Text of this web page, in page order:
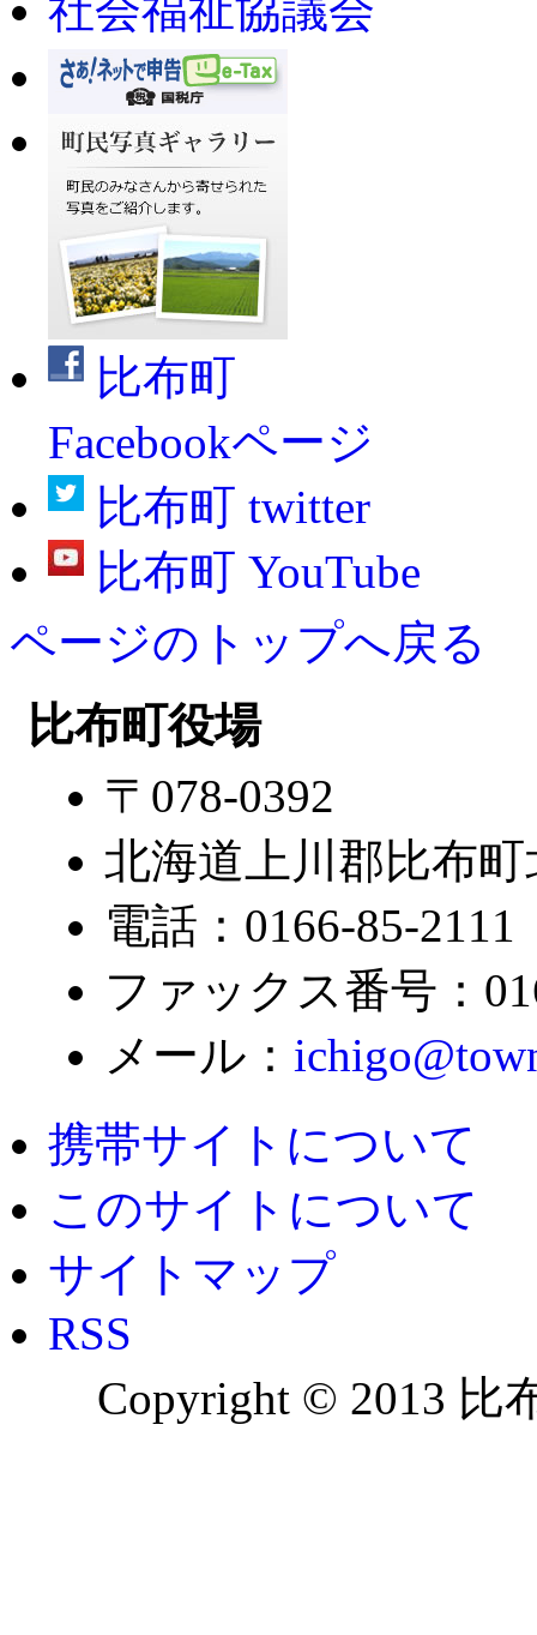
比布町
Facebookページ
比布町 twitter
比布町 YouTube
ページのトップへ戻る
比布町役場
〒078-0392
北海道上川郡比布
電話：0166-85-2111
ファックス番号：
メール：
携帯サイトについて
このサイトについて
サイトマップ
RSS
Copyright © 2013 比